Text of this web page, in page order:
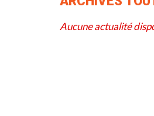
Aucune actualité